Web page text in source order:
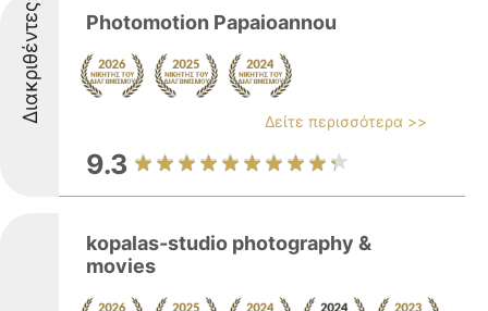
Διακριθέντες Photomotion Papaioannou
Δείτε περισσότερα >>
9.3
kopalas-studio photography &
movies